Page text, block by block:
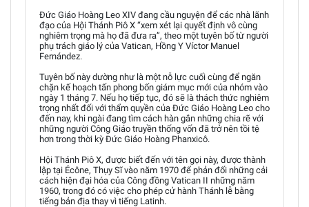
Đức Giáo Hoàng Leo XIV đang cầu nguyện để các nhà lãnh
đạo của Hội Thánh Piô X “xem xét lại quyết định vô cùng
nghiêm trọng mà họ đã đưa ra”, theo một tuyên bố từ người
phụ trách giáo lý của Vatican, Hồng Y Víctor Manuel
Fernández.
Tuyên bố này dường như là một nỗ lực cuối cùng để ngăn
chặn kế hoạch tấn phong bốn giám mục mới của nhóm vào
ngày 1 tháng 7. Nếu họ tiếp tục, đó sẽ là thách thức nghiêm
trọng nhất đối với thẩm quyền của Đức Giáo Hoàng Leo cho
đến nay, khi ngài đang tìm cách hàn gắn những chia rẽ với
những người Công Giáo truyền thống vốn đã trở nên tồi tệ
hơn trong thời kỳ Đức Giáo Hoàng Phanxicô.
Hội Thánh Piô X, được biết đến với tên gọi này, được thành
lập tại Écône, Thụy Sĩ vào năm 1970 để phản đối những cải
cách hiện đại hóa của Công đồng Vatican II những năm
1960, trong đó có việc cho phép cử hành Thánh lễ bằng
tiếng bản địa thay vì tiếng Latinh.